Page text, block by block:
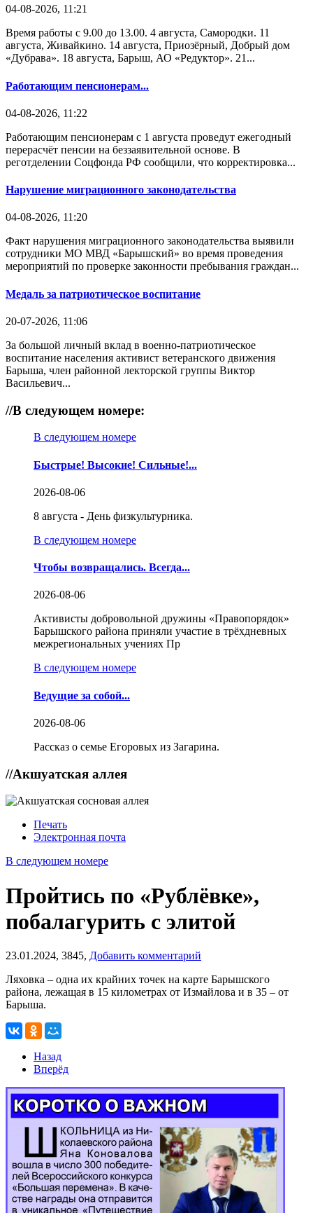
04-08-2026, 11:21
Время работы с 9.00 до 13.00. 4 августа, Самородки. 11
августа, Живайкино. 14 августа, Приозёрный, Добрый дом
«Дубрава». 18 августа, Барыш, АО «Редуктор». 21...
Работающим пенсионерам...
04-08-2026, 11:22
Работающим пенсионерам с 1 августа проведут ежегодный
перерасчёт пенсии на беззаявительной основе. В
реготделении Соцфонда РФ сообщили, что корректировка...
Нарушение миграционного законодательства
04-08-2026, 11:20
Факт нарушения миграционного законодательства выявили
сотрудники МО МВД «Барышский» во время проведения
мероприятий по проверке законности пребывания граждан...
Медаль за патриотическое воспитание
20-07-2026, 11:06
За большой личный вклад в военно-патриотическое
воспитание населения активист ветеранского движения
Барыша, член районной лекторской группы Виктор
Васильевич...
//В следующем номере:
В следующем номере
Быстрые! Высокие! Сильные!...
2026-08-06
8 августа - День физкультурника.
В следующем номере
Чтобы возвращались. Всегда...
2026-08-06
Активисты добровольной дружины «Правопорядок»
Барышского района приняли участие в трёхдневных
межрегиональных учениях Пр
В следующем номере
Ведущие за собой...
2026-08-06
Рассказ о семье Егоровых из Загарина.
//Акшуатская аллея
Печать
Электронная почта
В следующем номере
Пройтись по «Рублёвке»,
побалагурить с элитой
23.01.2024, 3845, Добавить комментарий
Ляховка – одна их крайних точек на карте Барышского
района, лежащая в 15 километрах от Измайлова и в 35 – от
Барыша.
Назад
Вперёд